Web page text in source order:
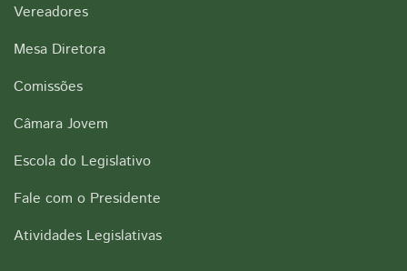
Vereadores
Mesa Diretora
Comissões
Câmara Jovem
Escola do Legislativo
Fale com o Presidente
Atividades Legislativas